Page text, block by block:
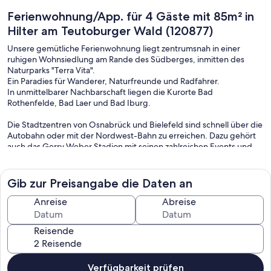
Ferienwohnung/App. für 4 Gäste mit 85m² in
Hilter am Teutoburger Wald (120877)
Unsere gemütliche Ferienwohnung liegt zentrumsnah in einer
ruhigen Wohnsiedlung am Rande des Südberges, inmitten des
Naturparks "Terra Vita".
Ein Paradies für Wanderer, Naturfreunde und Radfahrer.
In unmittelbarer Nachbarschaft liegen die Kurorte Bad
Rothenfelde, Bad Laer und Bad Iburg.
Die Stadtzentren von Osnabrück und Bielefeld sind schnell über die
Autobahn oder mit der Nordwest-Bahn zu erreichen. Dazu gehört
auch das Gerry Weber Stadion mit seinen zahlreichen Events und
Diverse Einkaufsmöglichkeiten im Ort sowie der Werksverkauf Rabe
Moden sind fußläufig (ca. 1 km) gut zu erreichen.
In der neu ausgestatteten Ferienwohnung mit 85 qm Wohnfläche,
für 2-4 Personen,
befindet sich ein Wohnzimmer mit Schlafsofa u. Schlafcouch,
eine voll ausgestattete Küche inkl. Gefrierschrank,
ein Schlafzimmer mit Doppelbett (inkl. 2 Kinderbetten ohne
Aufpreis),
Gib zur Preisangabe die Daten an
Anreise Abreise
Reisende
Verfügbarkeit prüfen